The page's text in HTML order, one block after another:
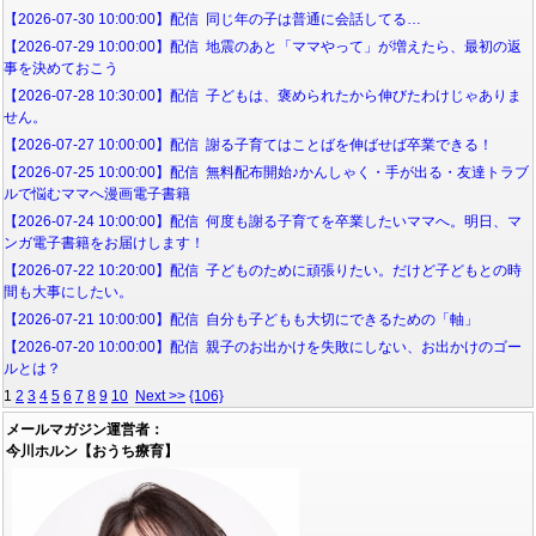
【2026-07-30 10:00:00】配信 同じ年の子は普通に会話してる…
【2026-07-29 10:00:00】配信 地震のあと「ママやって」が増えたら、最初の返
事を決めておこう
【2026-07-28 10:30:00】配信 子どもは、褒められたから伸びたわけじゃありま
せん。
【2026-07-27 10:00:00】配信 謝る子育てはことばを伸ばせば卒業できる！
【2026-07-25 10:00:00】配信 無料配布開始♪かんしゃく・手が出る・友達トラブ
ルで悩むママへ漫画電子書籍
【2026-07-24 10:00:00】配信 何度も謝る子育てを卒業したいママへ。明日、マ
ンガ電子書籍をお届けします！
【2026-07-22 10:20:00】配信 子どものために頑張りたい。だけど子どもとの時
間も大事にしたい。
【2026-07-21 10:00:00】配信 自分も子どもも大切にできるための「軸」
【2026-07-20 10:00:00】配信 親子のお出かけを失敗にしない、お出かけのゴー
ルとは？
1 2 3 4 5 6 7 8 9 10 Next >> {106}
メールマガジン運営者：
今川ホルン【おうち療育】